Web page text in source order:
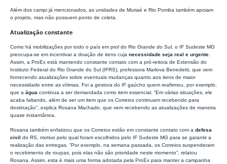
Além dos campi já mencionados, as unidades de Muriaé e Rio Pomba também apoiam
o projeto, mas não possuem ponto de coleta.
Atualização constante
Como há mobilizações por todo o país em prol do Rio Grande do Sul, o IF Sudeste MG
preocupa-se em incentivar a doação de itens cuja necessidade seja real e urgente
Assim, a ProEx está mantendo constante contato com a pró-reitora de Extensão do
Instituto Federal do Rio Grande do Sul (IFRS), professora Marlova Benedetti, que vem
fornecendo atualizações sobre eventuais mudanças quanto aos itens de maior
necessidade entre as vítimas. Foi a gestora do IF gaúcho quem reafirmou, por exemplo,
que a água continua a ser demandada como item essencial. “Em várias situações, ele
acaba faltando, além de ser um item que os Correios continuam recebendo para
destinação”, explica Rosana Machado, que vem recebendo as atualizações de maneira
quase instantânea.
Rosana também enfatizou que os Correios estão em constante contato com a defesa
civil
do RS, motivo pelo qual foram escolhidos pelo IF Sudeste MG para se garantir a
realização das entregas. “Por exemplo, na semana passada, os Correios suspenderam
o recebimento de roupas, pois elas não são prioridade neste momento”, relatou
Rosana. Assim, esta é mais uma forma adotada pela ProEx para manter a campanha